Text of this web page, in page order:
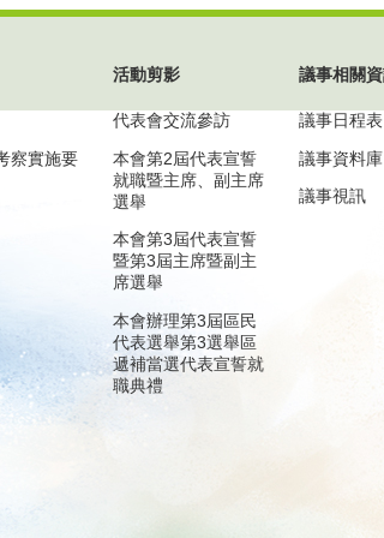
察實施要
活動剪影
代表會交流參訪
本會第2屆代表宣誓
就職暨主席、副主席
選舉
本會第3屆代表宣誓
暨第3屆主席暨副主
席選舉
本會辦理第3屆區民
代表選舉第3選舉區
遞補當選代表宣誓就
職典禮
議事相關
議事日程表
議事資料庫
議事視訊